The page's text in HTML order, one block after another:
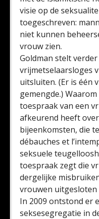
visie op de
toegeschreven:
niet kunnen
vrouw zien.
Goldman stelt
vrijmetselaarsloges
uitsluiten. (Er is één
gemengde.)
toespraak van een
afkeurend heeft
bijeenkomsten, die
débauches et
seksuele
toespraak zegt die
dergelijke
vrouwen uitgesloten
In 2009 ontstond er
seksesegregatie in